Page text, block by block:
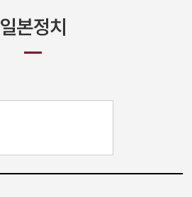
일본정치